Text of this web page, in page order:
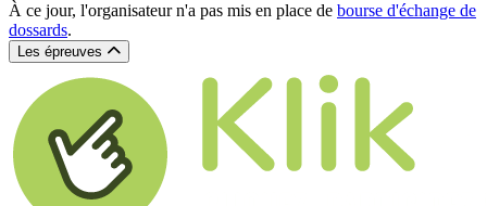
À ce jour, l'organisateur n'a pas mis en place de bourse d'échange de
dossards.
Les épreuves